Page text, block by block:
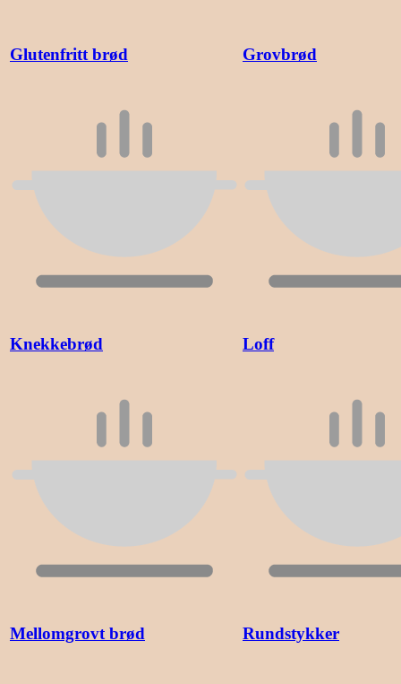
Glutenfritt brød Grovbrød
Knekkebrød Loff
Mellomgrovt brød Rundstykker